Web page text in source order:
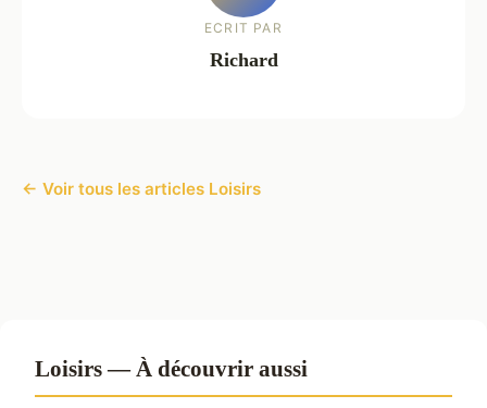
ECRIT PAR
Richard
← Voir tous les articles Loisirs
Loisirs — À découvrir aussi